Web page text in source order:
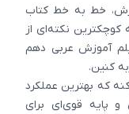
خط به خط کتاب
نکته‌ای از
آموزش عربی دهم
کنین.
که بهترین عملکرد
و پایه قوی‌ای برای